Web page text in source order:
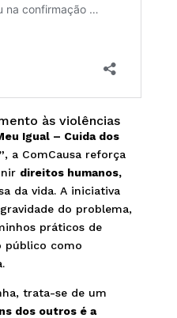
às violências
Igual – Cuida dos
, a ComCausa reforça
direitos humanos,
da vida. A iniciativa
do problema,
práticos de
público como
trata-se de um
dos outros é a